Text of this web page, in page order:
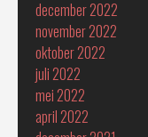
december 2022
november 2022
oktober 2022
juli 2022
mei 2022
april 2022